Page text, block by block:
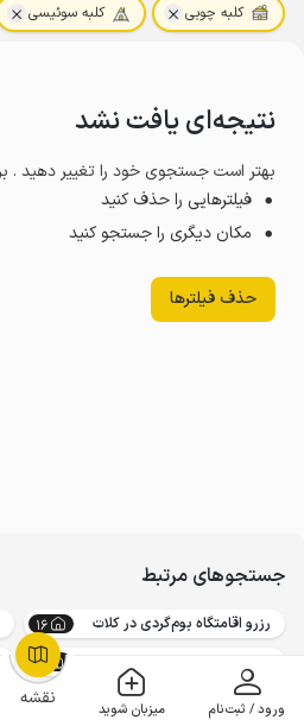
نقشه ورود / ثبت‌نام میزبان شوید
OpenStreetMap
کلبه چوبی کلبه سوئیسی
نتیجه‌ای یافت نشد
بهتر است جستجوی خود را تغییر دهید .
فیلترهایی را حذف کنید
مکان دیگری را جستجو کنید
حذف فیلترها
جستجوهای مرتبط
رزرو اقامتگاه بوم‌گردی در کلات 16
4